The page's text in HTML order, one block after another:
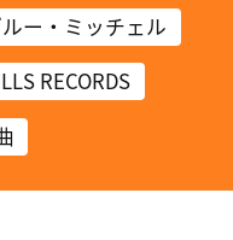
ー・ミッチェル
RECORDS